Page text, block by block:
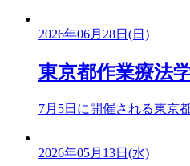
2026年06月28日(日)
東京都作業療法
7月5日に開催される東京
2026年05月13日(水)